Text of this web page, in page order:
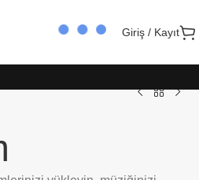
Giriş / Kayıt